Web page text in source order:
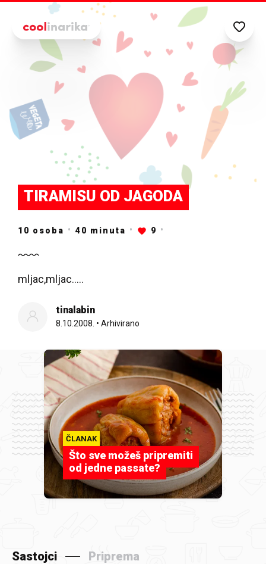
Preskoči na glavni sadržaj
TIRAMISU OD JAGODA
10 osoba 40 minuta 9
mljac,mljac…..
tinalabin
8.10.2008. • Arhivirano
ČLANAK
Što sve možeš pripremiti
od jedne passate?
Sastojci Priprema